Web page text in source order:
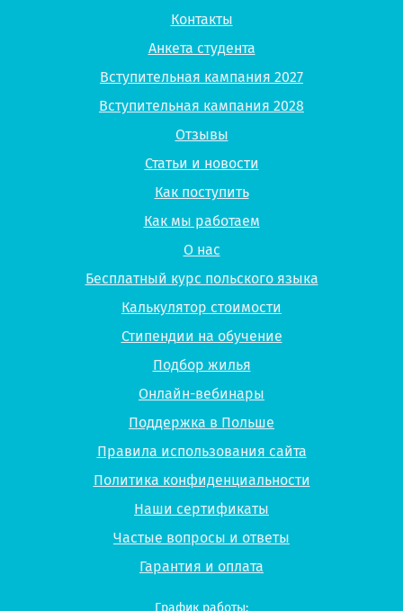
Контакты
Анкета студента
Вступительная кампания 2027
Вступительная кампания 2028
Отзывы
Статьи и новости
Как поступить
Как мы работаем
О нас
Бесплатный курс польского языка
Калькулятор стоимости
Стипендии на обучение
Подбор жилья
Онлайн-вебинары
Поддержка в Польше
Правила использования сайта
Политика конфиденциальности
Наши сертификаты
Частые вопросы и ответы
Гарантия и оплата
График работы: